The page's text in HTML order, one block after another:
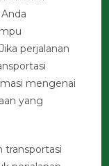
perjalanan
mengenai
yang
transportasi